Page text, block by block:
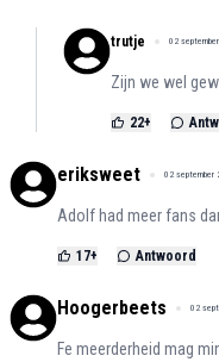
trutje 02
Zijn we wel
22+
eriksweet 02 september
Adolf had meer fans
17+ Antwoord
Hoogerbeets 02
Fe meerderheid mag